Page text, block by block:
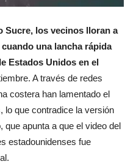
Sucre, los vecinos lloran a
una lancha rápida
Estados Unidos en el
A través de redes
costera han lamentado el
lo que contradice la versión
que apunta a que el video del
estadounidenses fue